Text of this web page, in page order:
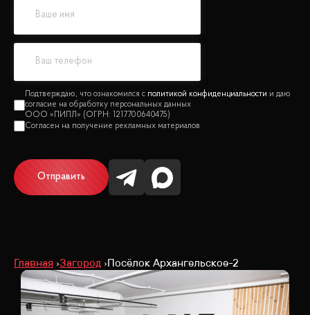
политикой конфиденциальности
Отправить
Главная Загород Посёлок Архангельское-2